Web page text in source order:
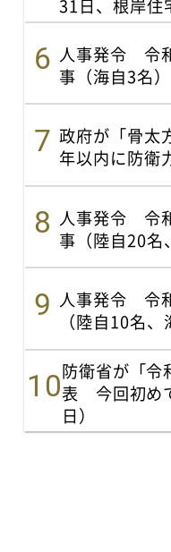
31日、根岸住
人事発令 令
事（海自3名）
政府が「骨
年以内に防衛
人事発令 令
事（陸自20名
人事発令 令
（陸自10名
防衛省が「令
表 今回初め
日）